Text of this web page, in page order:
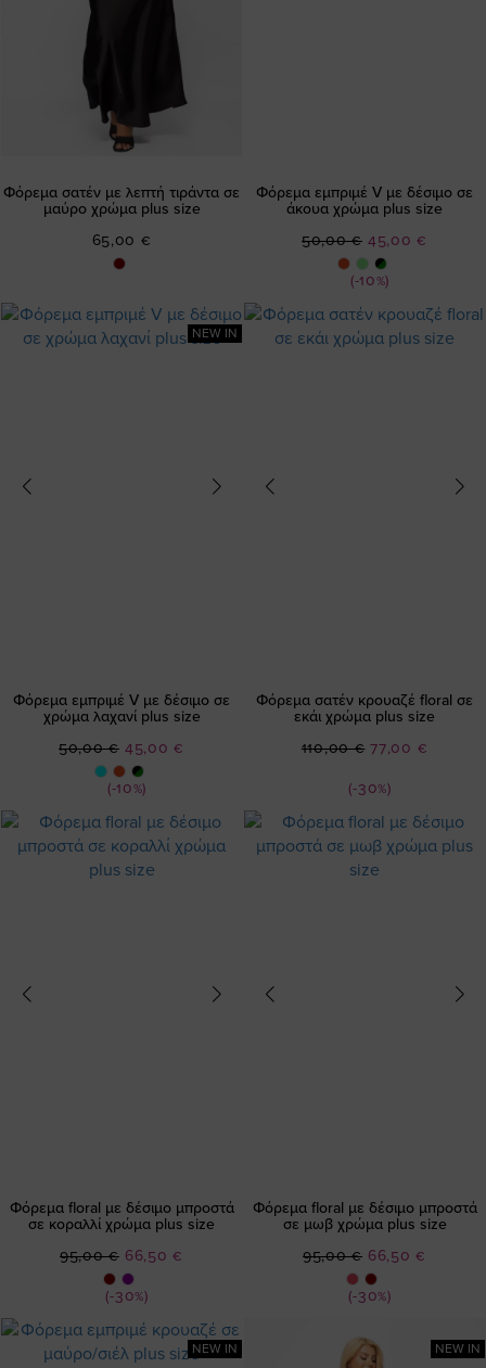
Φόρεμα σατέν με λεπτή τιράντα σε
μαύρο χρώμα plus size
65,00 €
Φόρεμα εμπριμέ V με δέσιμο σε
άκουα χρώμα plus size
(-10%)
Ειδική
Τιμή
45,00 €
50,00 €
NEW IN
Φόρεμα εμπριμέ V με δέσιμο σε
χρώμα λαχανί plus size
(-10%)
Ειδική
Τιμή
45,00 €
50,00 €
Φόρεμα σατέν κρουαζέ floral σε
εκάι χρώμα plus size
(-30%)
Ειδική
77,00 €
110,00 €
Φόρεμα floral με δέσιμο μπροστά
σε κοραλλί χρώμα plus size
(-30%)
Ειδική
Τιμή
66,50 €
95,00 €
Φόρεμα floral με δέσιμο μπροστά
σε μωβ χρώμα plus size
(-30%)
Ειδική
Τιμή
66,50 €
95,00 €
NEW IN NEW IN